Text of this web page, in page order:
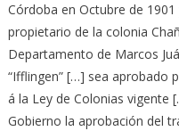
Córdoba en Octubre de
propietario de la colonia
Departamento de Marcos
“Ifflingen” […] sea aprobado
á la Ley de Colonias vigente
Gobierno la aprobación del